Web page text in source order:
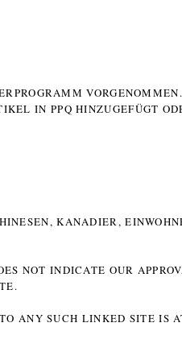
IN PPQ HINZUGEFÜGT
KANADIER,
NOT INDICATE OUR
ANY SUCH LINKED SITE IS